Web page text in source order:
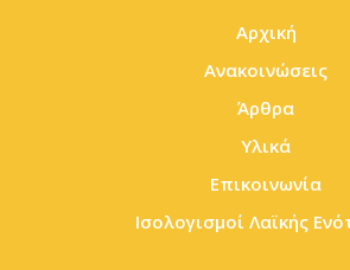
Αρχική
Ανακοινώσεις
Άρθρα
Υλικά
Επικοινωνία
Ισολογισμοί Λαϊκής